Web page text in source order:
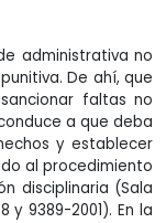
administrativa no
De ahí, que
faltas no
a que deba
y establecer
al procedimiento
disciplinaria (Sala
y 9389-2001). En la